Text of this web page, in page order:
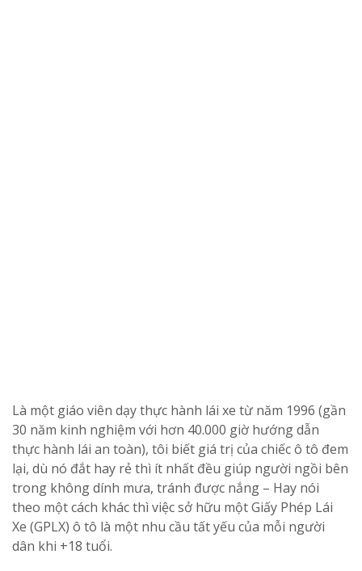
Là một giáo viên dạy thực hành lái xe từ năm 1996 (gần
30 năm kinh nghiệm với hơn 40.000 giờ hướng dẫn
thực hành lái an toàn), tôi biết giá trị của chiếc ô tô đem
lại, dù nó đắt hay rẻ thì ít nhất đều giúp người ngồi bên
trong không dính mưa, tránh được nắng – Hay nói
theo một cách khác thì việc sở hữu một Giấy Phép Lái
Xe (GPLX) ô tô là một nhu cầu tất yếu của mỗi người
dân khi +18 tuổi.